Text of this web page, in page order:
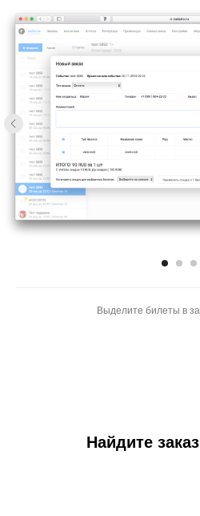
Выделите билеты в
Найдите